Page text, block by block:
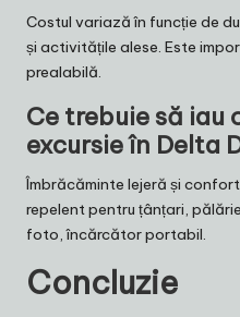
Costul variază în funcție de
și activitățile alese. Este
prealabilă.
Ce trebuie să iau
excursie în Delta
Îmbrăcăminte lejeră și
repelent pentru țânțari,
foto, încărcător portabil.
Concluzie